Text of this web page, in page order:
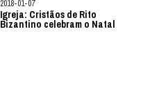
2018-01-07
Igreja: Cristãos de Rito
Bizantino celebram o Natal